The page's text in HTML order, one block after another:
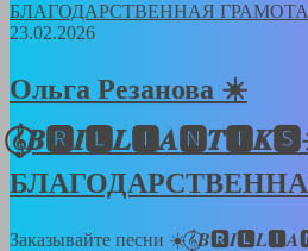
23.02.2026
Ольга Резанова ☀️
Заказывайте песни